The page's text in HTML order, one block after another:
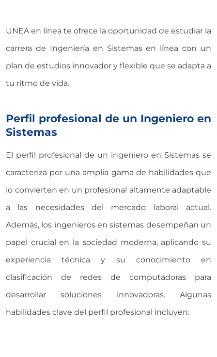
UNEA en línea te ofrece la oportunidad de estudiar la
carrera de Ingeniería en Sistemas en línea con un
plan de estudios innovador y flexible que se adapta a
tu ritmo de vida.
Perfil profesional de un Ingeniero en
Sistemas
El perfil profesional de un ingeniero en Sistemas se
caracteriza por una amplia gama de habilidades que
lo convierten en un profesional altamente adaptable
a las necesidades del mercado laboral actual.
Además, los ingenieros en sistemas desempeñan un
papel crucial en la sociedad moderna, aplicando su
experiencia técnica y su conocimiento en
clasificación de redes de computadoras para
desarrollar soluciones innovadoras. Algunas
habilidades clave del perfil profesional incluyen: